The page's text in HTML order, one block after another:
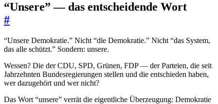
“Unsere” — das entscheidende Wort
#
“Unsere Demokratie.” Nicht “die Demokratie.” Nicht “das System,
das alle schützt.” Sondern: unsere.
Wessen? Die der CDU, SPD, Grünen, FDP — der Parteien, die seit
Jahrzehnten Bundesregierungen stellen und die entschieden haben,
wer dazugehört und wer nicht?
Das Wort “unsere” verrät die eigentliche Überzeugung: Demokratie